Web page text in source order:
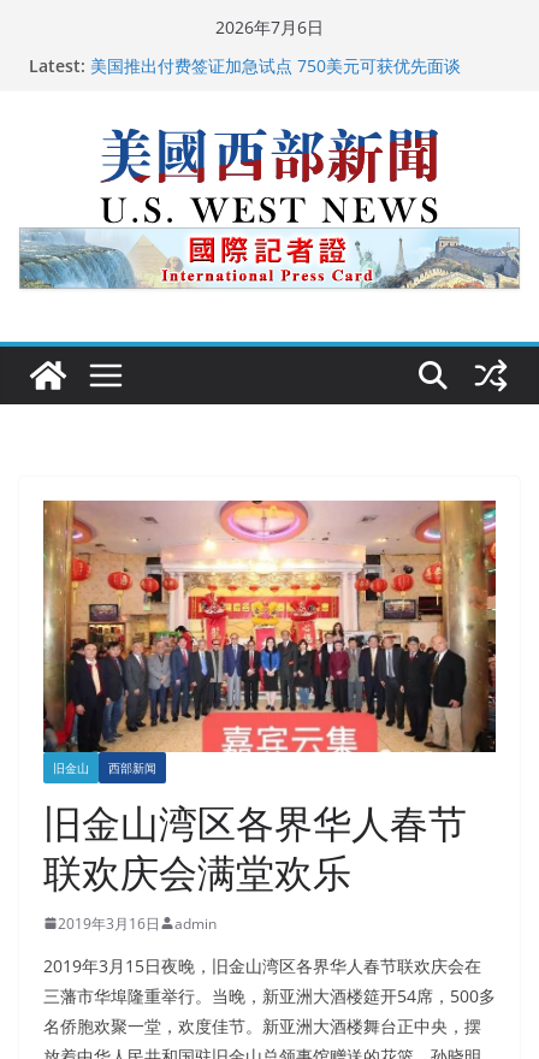
2026年7月6日
Latest: 美国推出付费签证加急试点 750美元可获优先面谈
美国最高法院维持“出生公民权” : 出生在美国就是美国
人！
中国驻美国大使谢锋邀请美国老教师罗纳德·萨科尔斯基
再次访华
旧金山 西部新闻
旧金山湾区各界华人春节
联欢庆会满堂欢乐
2019年3月16日 admin
2019年3月15日夜晚，旧金山湾区各界华人春节联欢庆会在
三藩市华埠隆重举行。当晚，新亚洲大酒楼筵开54席，500多
名侨胞欢聚一堂，欢度佳节。新亚洲大酒楼舞台正中央，摆